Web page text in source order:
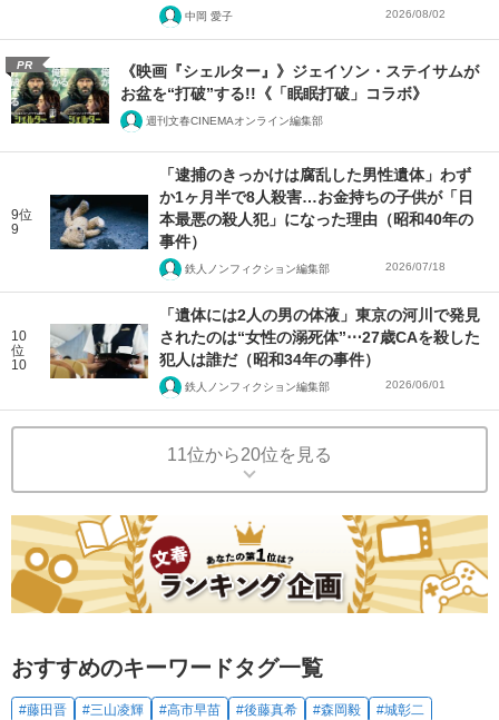
中岡 愛子 2026/08/02
PR
《映画『シェルター』》ジェイソン・ステイサムが
お盆を“打破”する!!《「眠眠打破」コラボ》
週刊文春CINEMAオンライン編集部
9位
9
「逮捕のきっかけは腐乱した男性遺体」わず
か1ヶ月半で8人殺害…お金持ちの子供が「日
本最悪の殺人犯」になった理由（昭和40年の
事件）
鉄人ノンフィクション編集部 2026/07/18
10
位
10
「遺体には2人の男の体液」東京の河川で発見
されたのは“女性の溺死体”⋯27歳CAを殺した
犯人は誰だ（昭和34年の事件）
鉄人ノンフィクション編集部 2026/06/01
11位から20位を見る
おすすめのキーワードタグ一覧
#藤田晋 #三山凌輝 #高市早苗 #後藤真希 #森岡毅
#城彰二